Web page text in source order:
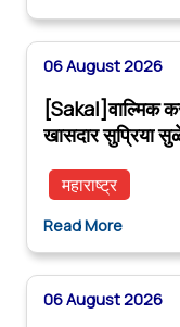
06 August 2026
[Sakal]वाल्मिक
खासदार सुप्रिया
महाराष्ट्र
Read More
06 August 2026